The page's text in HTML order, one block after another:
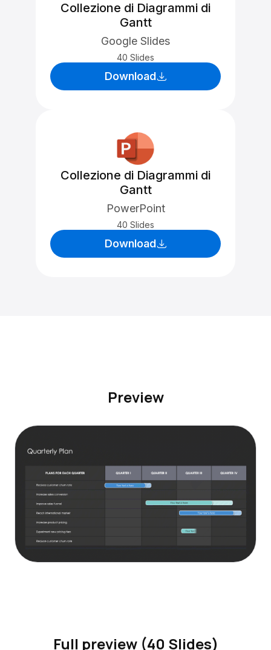
Collezione di Diagrammi di
Gantt
Google Slides
40 Slides
Download
Collezione di Diagrammi di
Gantt
PowerPoint
40 Slides
Download
Preview
Full preview (40 Slides)